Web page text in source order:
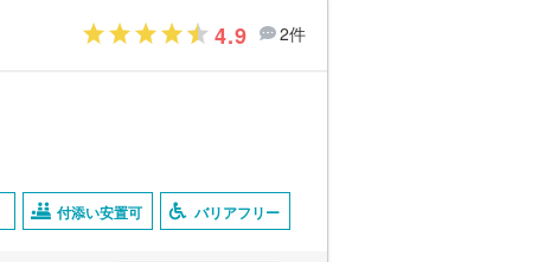
4.9 2件
付添い安置可 バリアフリー